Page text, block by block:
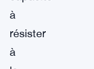
à
résister
à